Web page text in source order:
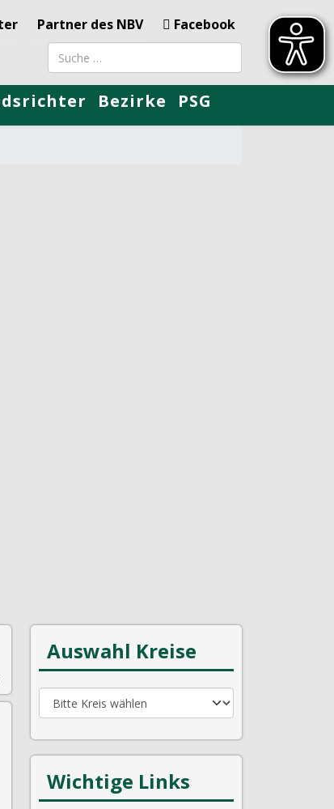
Partner des NBV
Facebook
Suchbegriff
Bezirke PSG
Auswahl Kreise
Wichtige Links